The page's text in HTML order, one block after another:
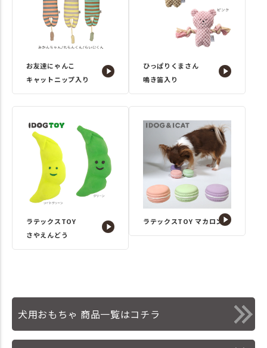
お友達にゃんこ
キャットニップ入り
ひっぱりくまさん
鳴き笛入り
ラテックスTOY
さやえんどう
ラテックスTOY マカロン
犬用おもちゃ 商品一覧はコチラ